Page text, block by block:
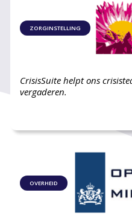
ZORGINSTELLING
CrisisSuite helpt ons
vergaderen.
OVERHEID